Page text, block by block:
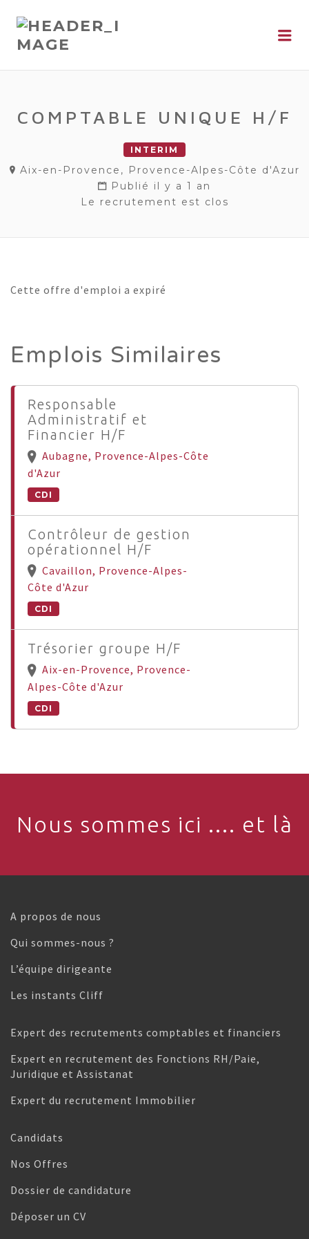
COMPTABLE UNIQUE H/F
INTERIM
Aix-en-Provence, Provence-Alpes-Côte d'Azur
Publié il y a 1 an
Le recrutement est clos
Cette offre d'emploi a expiré
Emplois Similaires
Responsable
Administratif et
Financier H/F
Aubagne, Provence-Alpes-Côte
d'Azur
CDI
Contrôleur de gestion
opérationnel H/F
Cavaillon, Provence-Alpes-
Côte d'Azur
CDI
Trésorier groupe H/F
Aix-en-Provence, Provence-
Alpes-Côte d'Azur
CDI
Nous sommes ici .... et là
A propos de nous
Qui sommes-nous ?
L’équipe dirigeante
Les instants Cliff
Expert des recrutements comptables et financiers
Expert en recrutement des Fonctions RH/Paie,
Juridique et Assistanat
Expert du recrutement Immobilier
Candidats
Nos Offres
Dossier de candidature
Déposer un CV